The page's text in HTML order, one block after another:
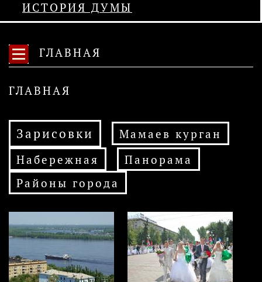
ИСТОРИЯ ДУМЫ
ГЛАВНАЯ
ГЛАВНАЯ
Зарисовки
Мамаев курган
Набережная
Панорама
Районы города